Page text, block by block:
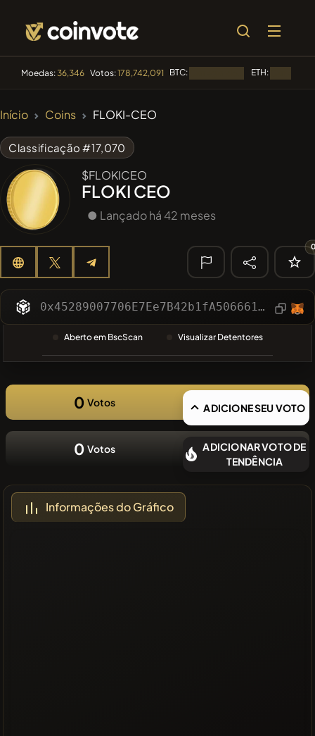
Moedas:36,346 Votos:178,742,091 BTC: ETH:
Algorithmic Trading
Pepino PEPINO
#88
🔎
RECENTE
❌Sem
recentes
Início Coins FLOKI-CEO
Classificação #17,070
$FLOKICEO
FLOKI CEO
● Lançado há 42 meses
0x45289007706E7Ee7B42b1fA506661d97740Edfb4
Aberto em BscScan Visualizar Detentores
0 Votos ADICIONE SEU VOTO
0 Votos
ADICIONAR VOTO DE
TENDÊNCIA
Informações do Gráfico